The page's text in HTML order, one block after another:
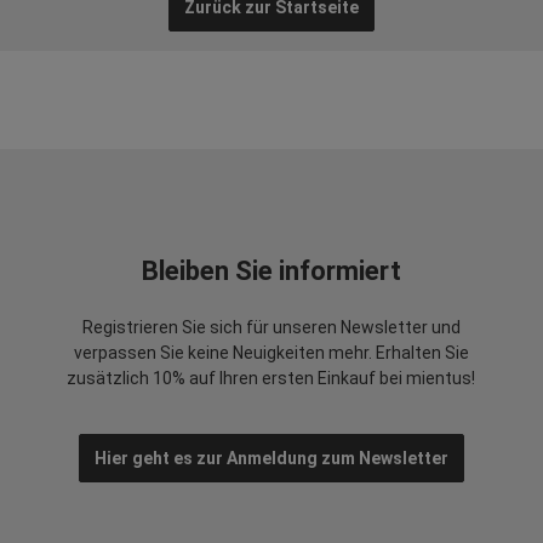
Zurück zur Startseite
Bleiben Sie informiert
Registrieren Sie sich für unseren Newsletter und
verpassen Sie keine Neuigkeiten mehr. Erhalten Sie
zusätzlich 10% auf Ihren ersten Einkauf bei mientus!
Hier geht es zur Anmeldung zum Newsletter